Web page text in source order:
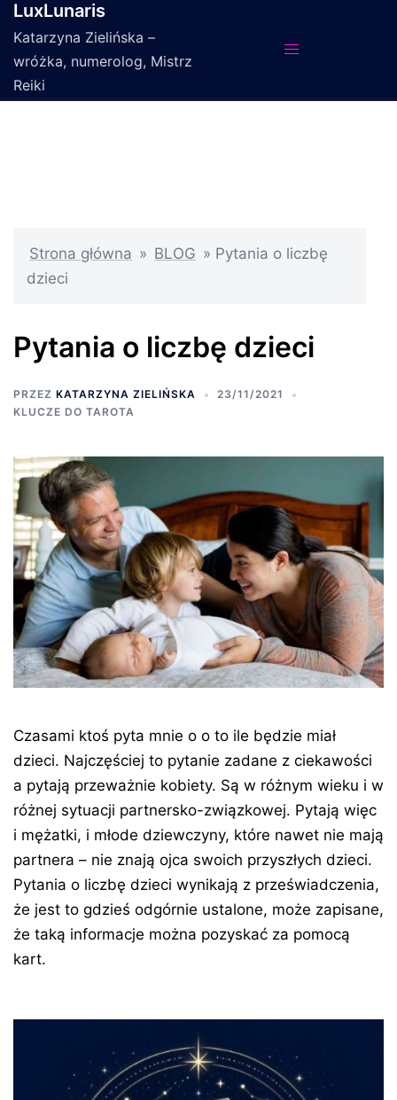
Przejdź
do
treści
LuxLunaris
Katarzyna Zielińska –
wróżka, numerolog, Mistrz
Reiki
Strona główna » BLOG » Pytania o liczbę
dzieci
Pytania o liczbę dzieci
PRZEZ KATARZYNA ZIELIŃSKA
23/11/2021
KLUCZE DO TAROTA
Czasami ktoś pyta mnie o o to ile będzie miał
dzieci. Najczęściej to pytanie zadane z ciekawości
a pytają przeważnie kobiety. Są w różnym wieku i w
różnej sytuacji partnersko-związkowej. Pytają więc
i mężatki, i młode dziewczyny, które nawet nie mają
partnera – nie znają ojca swoich przyszłych dzieci.
Pytania o liczbę dzieci wynikają z przeświadczenia,
że jest to gdzieś odgórnie ustalone, może zapisane,
że taką informacje można pozyskać za pomocą
kart.